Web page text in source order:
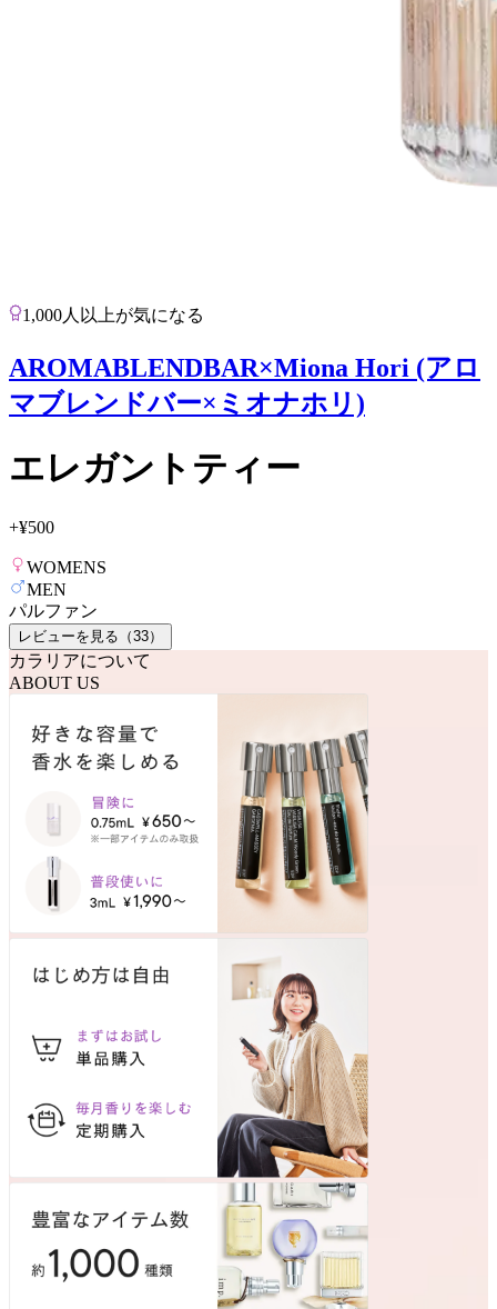
1,000人以上が気になる
AROMABLENDBAR×Miona Hori (アロ
マブレンドバー×ミオナホリ)
エレガントティー
+¥500
WOMENS
MEN
パルファン
レビューを見る（33）
カラリアについて
ABOUT US